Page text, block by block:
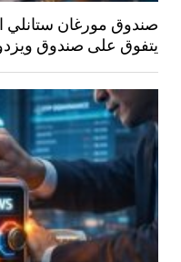
صندوق مورغان ستانلي
يتفوق على صندوق